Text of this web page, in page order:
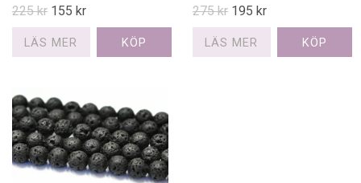
225 kr 155 kr
LÄS MER
275 kr 195 kr
LÄS MER